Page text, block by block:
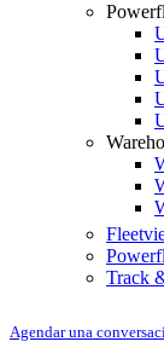
Track
Agendar una